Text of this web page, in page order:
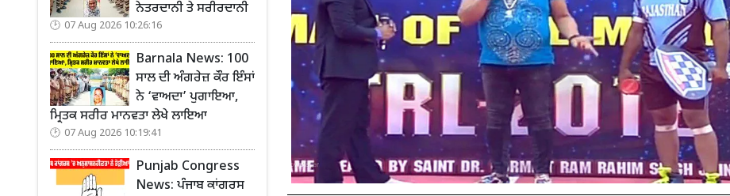
ਨੇਤਰਦਾਨੀ ਤੇ ਸਰੀਰਦਾਨੀ
07 Aug 2026 10:26:16
Barnala News: 100
ਸਾਲ ਦੀ ਅੰਗਰੇਜ਼ ਕੌਰ ਇੰਸਾਂ
ਨੇ ‘ਵਾਅਦਾ’ ਪੁਗਾਇਆ,
ਮ੍ਰਿਤਕ ਸਰੀਰ ਮਾਨਵਤਾ ਲੇਖੇ ਲਾਇਆ
07 Aug 2026 10:19:41
Punjab Congress
News: ਪੰਜਾਬ ਕਾਂਗਰਸ